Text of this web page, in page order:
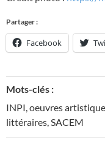
Partager :
Facebook
Mots-clés :
INPI,oeuvres
littéraires,SACEM